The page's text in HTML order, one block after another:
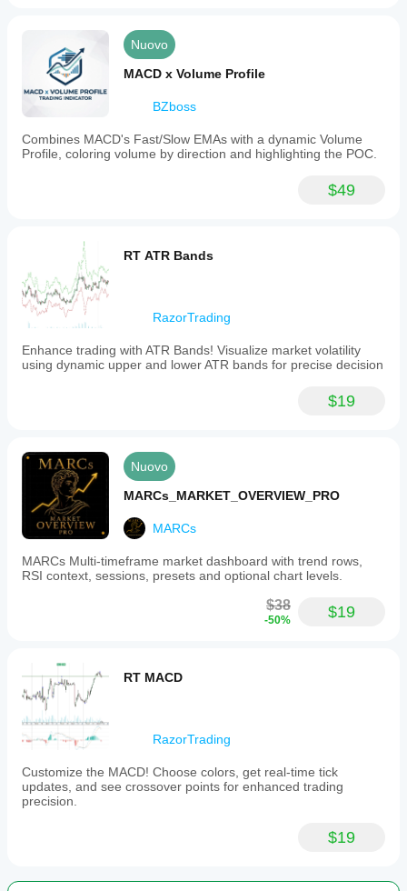
Nuovo
MACD x Volume Profile
BZboss
Combines MACD's Fast/Slow EMAs with a dynamic Volume
Profile, coloring volume by direction and highlighting the POC.
$49
RT ATR Bands
RazorTrading
Enhance trading with ATR Bands! Visualize market volatility
using dynamic upper and lower ATR bands for precise decision
$19
Nuovo
MARCs_MARKET_OVERVIEW_PRO
MARCs
MARCs Multi-timeframe market dashboard with trend rows,
RSI context, sessions, presets and optional chart levels.
$38
-50% $19
RT MACD
RazorTrading
Customize the MACD! Choose colors, get real-time tick
updates, and see crossover points for enhanced trading
precision.
$19